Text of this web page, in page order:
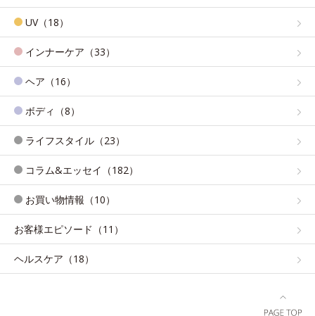
UV（18）
インナーケア（33）
ヘア（16）
ボディ（8）
ライフスタイル（23）
コラム&エッセイ（182）
お買い物情報（10）
お客様エピソード（11）
ヘルスケア（18）